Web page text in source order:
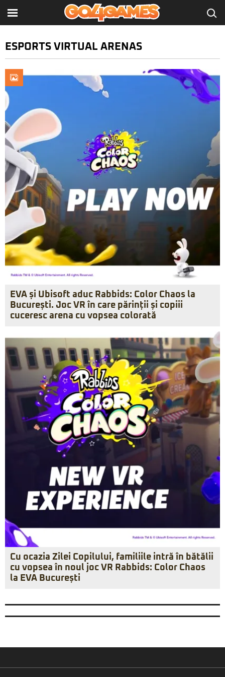
ESPORTS VIRTUAL ARENAS
EVA și Ubisoft aduc Rabbids: Color Chaos la
București. Joc VR în care părinții și copiii
cuceresc arena cu vopsea colorată
Cu ocazia Zilei Copilului, familiile intră în bătălii
cu vopsea în noul joc VR Rabbids: Color Chaos
la EVA București